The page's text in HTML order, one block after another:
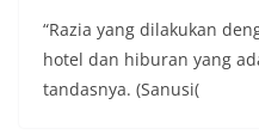
“Razia yang dilakukan
hotel dan hiburan yang
tandasnya. (Sanusi(